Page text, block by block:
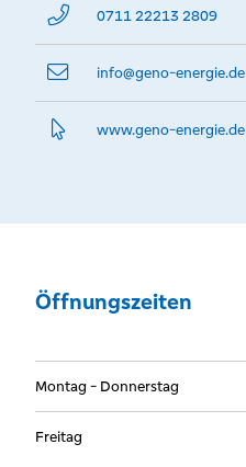
0711 22213 2809
info@­geno-energie.de
www.­geno-energie.­de
Öffnungszeiten
Montag - Donnerstag
Freitag